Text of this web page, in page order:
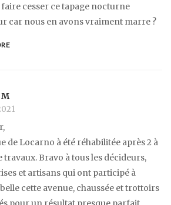
cesser ce tapage nocturne
car nous en avons vraiment marre ?
de Locarno à été réhabilitée après 2 à
travaux. Bravo à tous les décideurs,
et artisans qui ont participé à
cette avenue, chaussée et trottoirs